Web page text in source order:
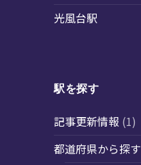
光風台駅
駅を探す
記事更新情報 (1)
都道府県から探す